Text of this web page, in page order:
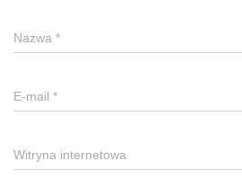
Nazwa *
E-mail *
Witryna internetowa